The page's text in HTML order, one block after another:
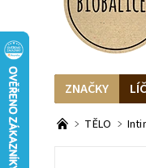
ZNAČKY
OBLÍBENCI
TĚLO